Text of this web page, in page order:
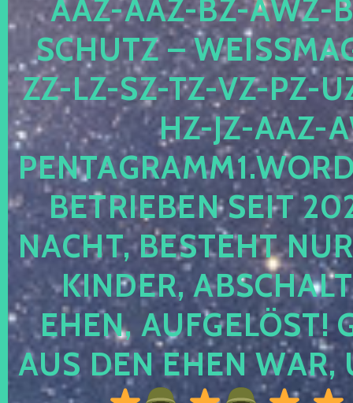
AZ-AAZ-BZ-AWZ-
CHUTZ –
-LZ-SZ-TZ-VZ-PZ-UZ-
-JZ-AAZ-
TRIEBEN SEIT 2024
CHT, BESTEHT NUR
NDER,
EN, AUFGELÖST!
S DEN EHEN WAR,